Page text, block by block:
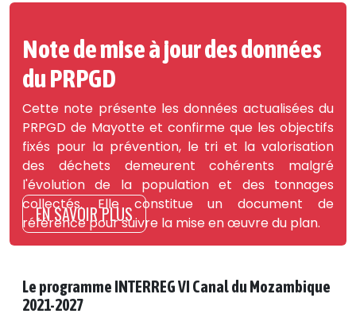
Note de mise à jour des données
du PRPGD
Cette note présente les données actualisées du
PRPGD de Mayotte et confirme que les objectifs
fixés pour la prévention, le tri et la valorisation
des déchets demeurent cohérents malgré
l'évolution de la population et des tonnages
collectés. Elle constitue un document de
référence pour suivre la mise en œuvre du plan.
EN SAVOIR PLUS
Le programme INTERREG VI Canal du Mozambique
2021-2027